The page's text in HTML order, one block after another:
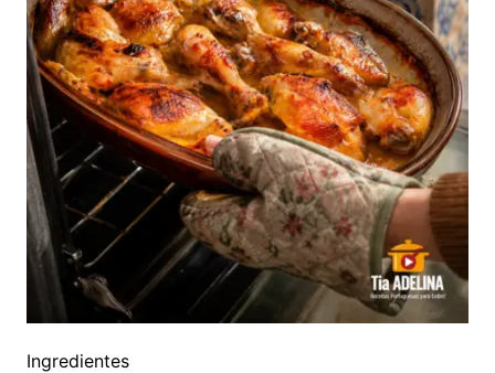
Ingredientes